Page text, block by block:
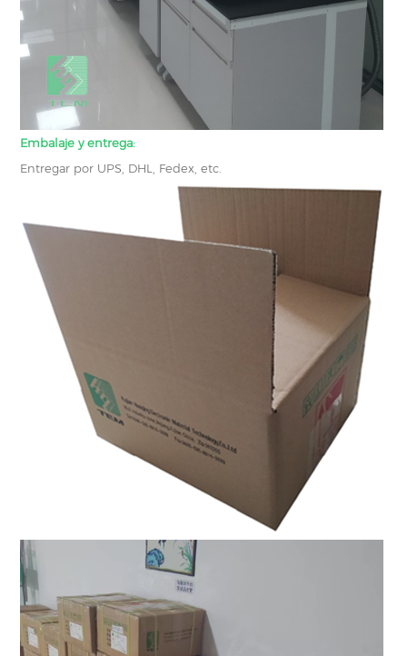
Embalaje y entrega:
Entregar por UPS, DHL, Fedex, etc.